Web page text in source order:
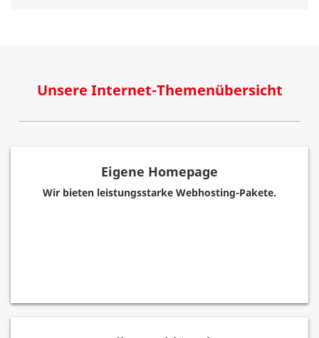
Unsere Internet-Themenübersicht
Eigene Homepage
Wir bieten leistungsstarke Webhosting-Pakete.